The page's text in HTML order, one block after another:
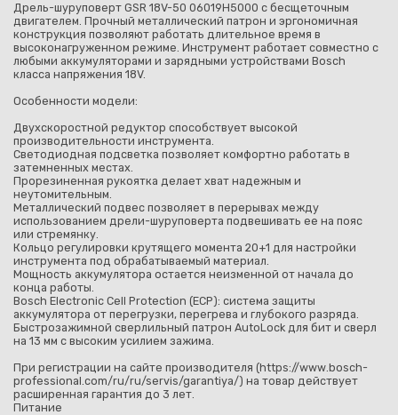
Дрель-шуруповерт GSR 18V-50 06019H5000 c бесщеточным
двигателем. Прочный металлический патрон и эргономичная
конструкция позволяют работать длительное время в
высоконагруженном режиме. Инструмент работает совместно с
любыми аккумуляторами и зарядными устройствами Bosch
класса напряжения 18V.
Особенности модели:
Двухскоростной редуктор способствует высокой
производительности инструмента.
Светодиодная подсветка позволяет комфортно работать в
затемненных местах.
Прорезиненная рукоятка делает хват надежным и
неутомительным.
Металлический подвес позволяет в перерывах между
использованием дрели-шуруповерта подвешивать ее на пояс
или стремянку.
Кольцо регулировки крутящего момента 20+1 для настройки
инструмента под обрабатываемый материал.
Мощность аккумулятора остается неизменной от начала до
конца работы.
Bosch Electronic Cell Protection (ECP): система защиты
аккумулятора от перегрузки, перегрева и глубокого разряда.
Быстрозажимной сверлильный патрон AutoLock для бит и сверл
на 13 мм с высоким усилием зажима.
При регистрации на сайте производителя (https://www.bosch-
professional.com/ru/ru/servis/garantiya/) на товар действует
расширенная гарантия до 3 лет.
Питание